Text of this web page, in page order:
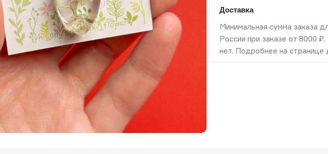
чтобы увеличить изображение
Доставка
Минимальная сумма заказа
России при заказе от 8000
нет. Подробнее на странице